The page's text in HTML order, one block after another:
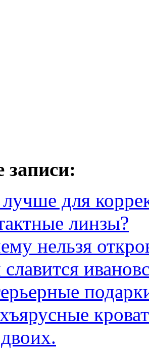
записи:
для
линзы?
нельзя